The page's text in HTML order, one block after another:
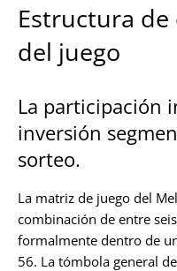
Estructura de
del juego
La participación
inversión
sorteo.
La matriz de juego del
combinación de entre
formalmente dentro de
56. La tómbola general